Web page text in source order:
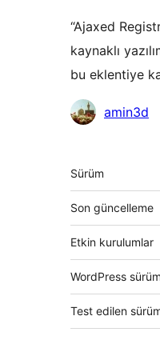
“Ajaxed
kaynaklı
bu eklentiye
Katkıdaamin3d
Meta
Sürüm
Son güncelleme
Etkin kurulumlar
WordPress
Test edilen